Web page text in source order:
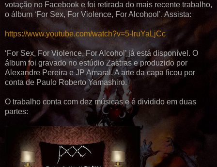
votação no Facebook e foi retirada do mais recente trabalho,
o álbum ‘For Sex, For Violence, For Alcohool’. Assista:
https://www.youtube.com/watch?v=5-lruYaLjCc
‘For Sex, For Violence, For Alcohol’ já está disponível. O
álbum foi gravado no estúdio Zastras e produzido por
Alexandre Pereira e JP Amaral. A arte da capa ficou por
conta de Paulo Roberto Yamashiro.
O trabalho conta com dez músicas e é dividido em duas
partes: